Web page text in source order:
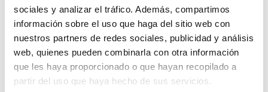
sociales y analizar el tráfico. Además, compartimos
información sobre el uso que haga del sitio web con
nuestros partners de redes sociales, publicidad y análisis
web, quienes pueden combinarla con otra información
que les haya proporcionado o que hayan recopilado a
partir del uso que haya hecho de sus servicios.
SUSCRIBIRSE A PRAYERLINE
Nombre de pila:
Apellido: